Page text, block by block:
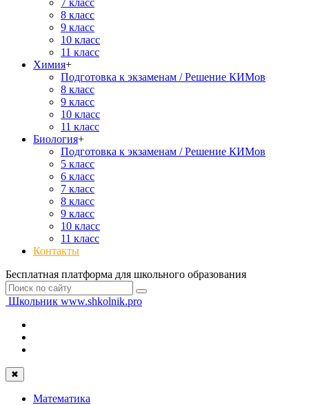
7 класс
8 класс
9 класс
10 класс
11 класс
Химия+
Подготовка к экзаменам / Решение КИМов
8 класс
9 класс
10 класс
11 класс
Биология+
Подготовка к экзаменам / Решение КИМов
5 класс
6 класс
7 класс
8 класс
9 класс
10 класс
11 класс
Контакты
Бесплатная платформа для школьного образования
Школьник www.shkolnik.pro
✖
Математика